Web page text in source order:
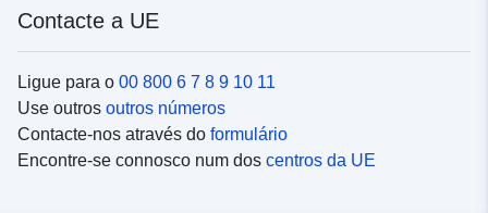
Contacte a UE
Ligue para o 00 800 6 7 8 9 10 11
Use outros outros números
Contacte-nos através do formulário
Encontre-se connosco num dos centros da UE